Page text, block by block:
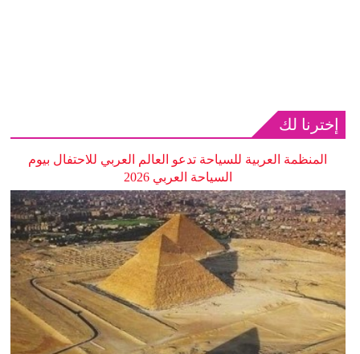
إخترنا لك
المنظمة العربية للسياحة تدعو العالم العربي للاحتفال بيوم
السياحة العربي 2026